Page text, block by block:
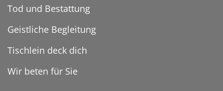
Tod und Bestattung
Geistliche Begleitung
Tischlein deck dich
Wir beten für Sie